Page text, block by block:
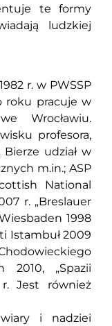
te formy
ludzkiej
r. w PWSSP
roku pracuje w
Wrocławiu.
profesora,
udział w
m.in.; ASP
National
r. „Breslauer
1998
Istambuł 2009
„Spazii
r. Jest również
i nadziei